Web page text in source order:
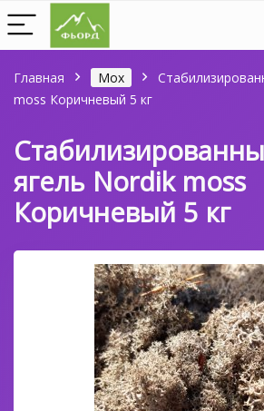
Главная Мох
moss Коричневый 5 кг
ягель Nordik moss
Коричневый 5 кг